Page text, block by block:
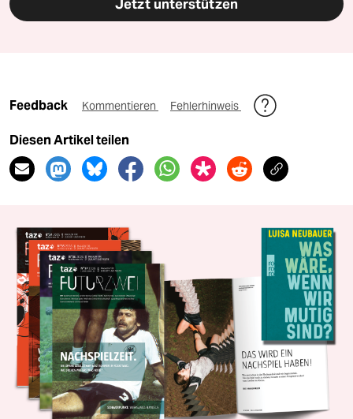
Jetzt unterstützen
Feedback Kommentieren Fehlerhinweis
Diesen Artikel teilen